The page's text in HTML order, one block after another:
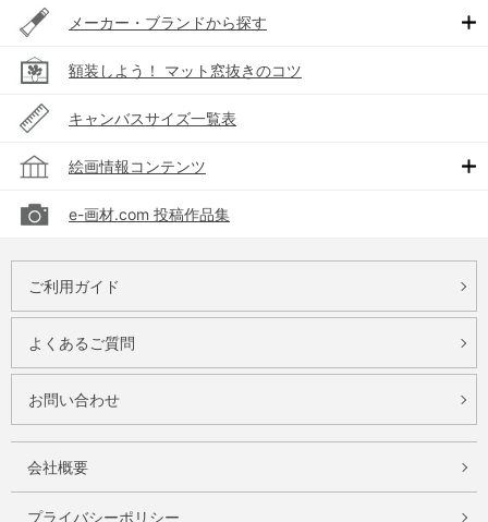
メーカー・ブランドから探す
額装しよう！ マット窓抜きのコツ
キャンバスサイズ一覧表
絵画情報コンテンツ
e-画材.com 投稿作品集
ご利用ガイド
よくあるご質問
お問い合わせ
会社概要
プライバシーポリシー